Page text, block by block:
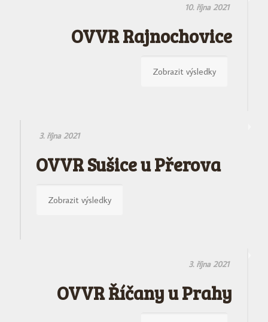
10. října 2021
OVVR Rajnochovice
Zobrazit výsledky
3. října 2021
OVVR Sušice u Přerova
Zobrazit výsledky
3. října 2021
OVVR Říčany u Prahy